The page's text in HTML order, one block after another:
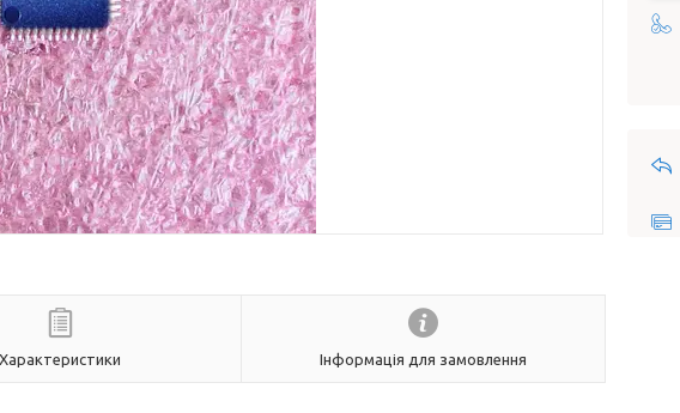
Характеристики Інформація для замовлення